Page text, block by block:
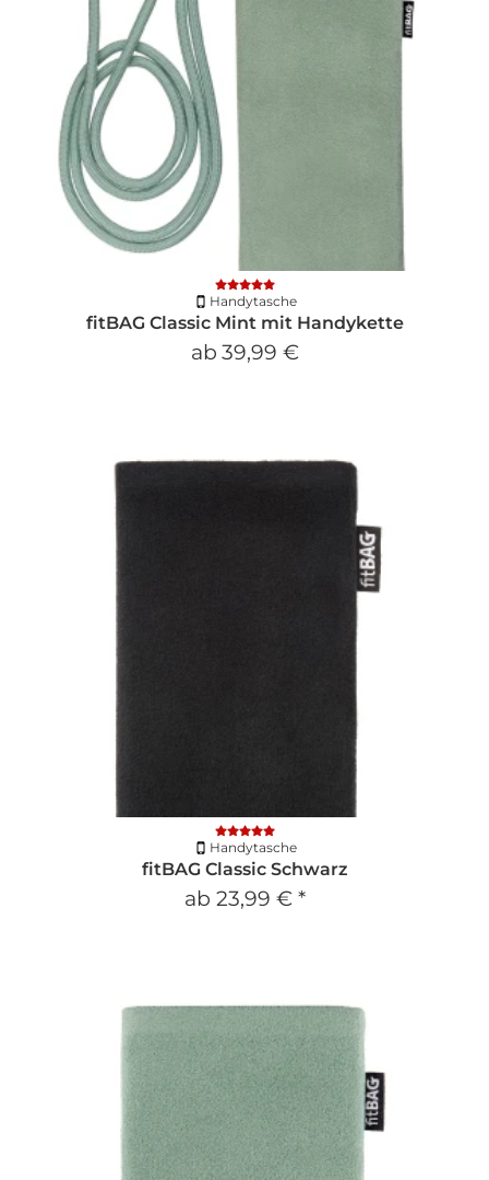
Handytasche
fitBAG Classic Mint mit Handykette
ab 39,99 €
Handytasche
fitBAG Classic Schwarz
ab 23,99 € *